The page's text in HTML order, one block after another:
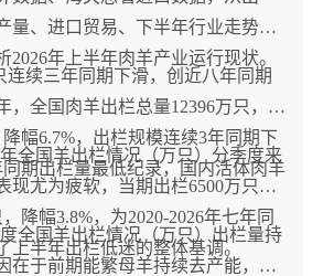
量、进口贸易、下半年行业走势五
2026年上半年肉羊产业运行现状。
连续三年同期下滑，创近八年同期
，全国肉羊出栏总量12396万只，同
幅6.7%，出栏规模连续3年同期下
同期出栏量最低纪录，国内活体肉羊
年全国羊出栏情况（万只）分季度来
现尤为疲软，当期出栏6500万只，
降幅3.8%，为2020-2026年七年同
上半年出栏低迷的整体基调。
度全国羊出栏情况（万只）出栏量持
在于前期能繁母羊持续去产能，肉